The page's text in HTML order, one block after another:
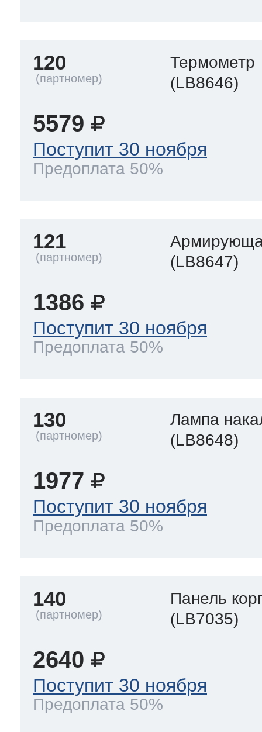
120
Термометр
(LB8646)
5579
Поступит 30 ноября
Предоплата 50%
121
(LB8647)
1386
Поступит 30 ноября
Предоплата 50%
130
Лампа
(LB8648)
1977
Поступит 30 ноября
Предоплата 50%
140
Панель
(LB7035)
2640
Поступит 30 ноября
Предоплата 50%